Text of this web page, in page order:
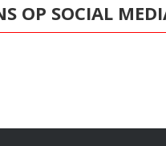
OP SOCIAL